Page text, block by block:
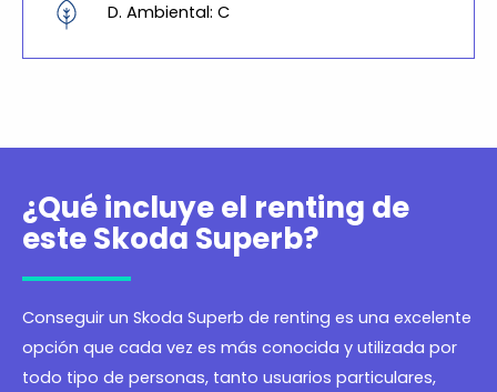
D. Ambiental: C
¿Qué incluye el renting de
este Skoda Superb?
Conseguir un Skoda Superb de renting es una excelente
opción que cada vez es más conocida y utilizada por
todo tipo de personas, tanto usuarios particulares,